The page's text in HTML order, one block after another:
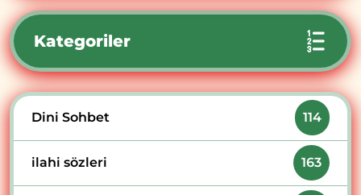
Kategoriler
Dini Sohbet 114
ilahi sözleri 163